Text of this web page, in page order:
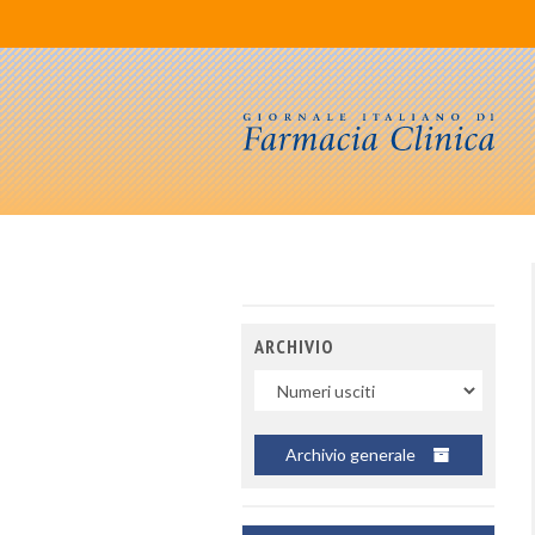
ARCHIVIO
Archivio generale